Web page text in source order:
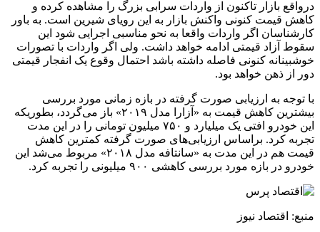
درواقع بازار تاکنون از واردات سرابی بزرگ را مشاهده کرده و
کاهش قیمت کنونی واکنش بازار به این رویای شیرین است. به باور
کارشناسان اگر واردات واقعا به نحو مناسبی اجرایی شود این
سقوط آزاد قیمتی ادامه خواهد داشت. ولی اگر واردات با تصورات
خوشبینانه کنونی فاصله داشته باشد احتمال وقوع یک انفجار قیمتی
دور از ذهن خواهد بود.
با توجه به ارزیابی صورت گرفته در بازه زمانی مورد بررسی
بیشترین کاهش قیمت به «آزارا مدل ۲۰۱۹» باز می‌گردد، بطوریکه
این خودرو افتی یک میلیارد و ۷۵۰ میلیون تومانی را در این مدت
تجربه کرد. براساس ارزیابی‌های صورت گرفته کمترین کاهش
قیمت هم در این مدت به «سانتافه مدل ۲۰۱۸» مربوط می‌شد این
خودرو در بازه مورد بررسی کاهشی ۹۰۰ میلیونی را تجربه کرد.
منبع: اقتصاد نیوز